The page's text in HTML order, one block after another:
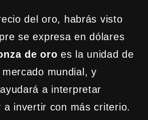
del oro, habrás visto
se expresa en dólares
de oro es la unidad de
mundial, y
a interpretar
a invertir con más criterio.